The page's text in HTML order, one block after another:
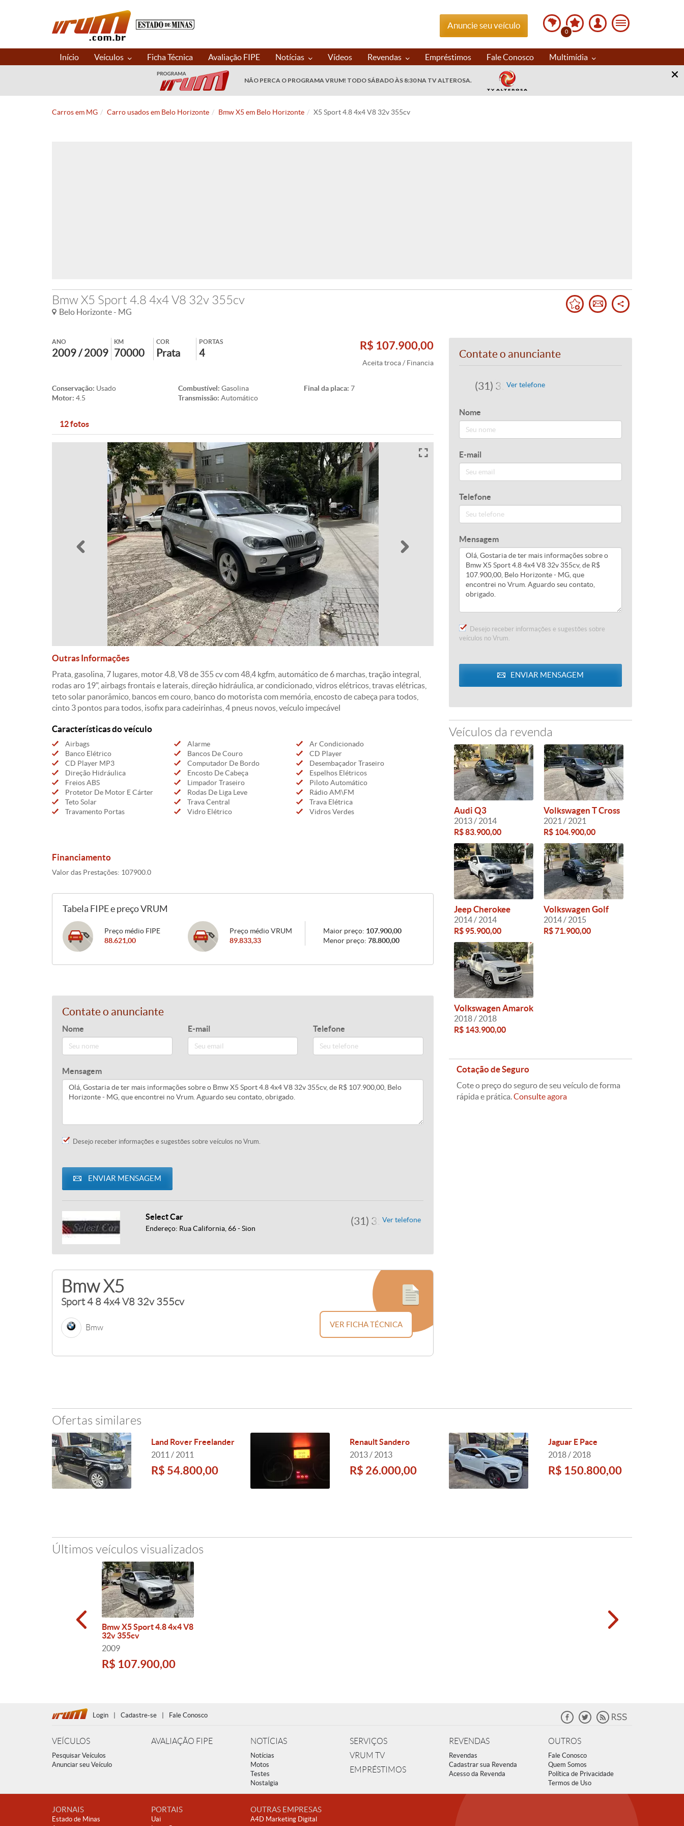
Anuncie seu veículo
0
Início Veículos Ficha Técnica Avaliação FIPE Notícias Vídeos Revendas Empréstimos Fale Conosco Multimídia
NÃO PERCA O PROGRAMA VRUM! TODO SÁBADO ÀS 8:30 NA TV ALTEROSA.
Carros em MG Carro usados em Belo Horizonte Bmw X5 em Belo Horizonte X5 Sport 4.8 4x4 V8 32v 355cv
Bmw X5 Sport 4.8 4x4 V8 32v 355cv
Belo Horizonte - MG
ANO
2009 / 2009
KM
70000
COR
Prata
PORTAS
4
R$ 107.900,00
Aceita troca / Financia
Conservação: Usado Combustível: Gasolina Final da placa: 7
Motor: 4.5 Transmissão: Automático
12 fotos
Anterior
Outras Informações
Prata, gasolina, 7 lugares, motor 4.8, V8 de 355 cv com 48,4 kgfm, automático de 6 marchas, tração integral,
rodas aro 19", airbags frontais e laterais, direção hidráulica, ar condicionado, vidros elétricos, travas elétricas,
teto solar panorâmico, bancos em couro, banco do motorista com memória, encosto de cabeça para todos,
cinto 3 pontos para todos, isofix para cadeirinhas, 4 pneus novos, veículo impecável
Características do veículo
Airbags Alarme
Ar Condicionado
Banco Elétrico
Bancos De Couro
CD Player
CD Player MP3
Computador De Bordo
Desembaçador Traseiro
Direção Hidráulica
Encosto De Cabeça
Espelhos Elétricos
Freios ABS
Limpador Traseiro
Piloto Automático
Protetor De Motor E Cárter
Rodas De Liga Leve
Rádio AM\FM
Teto Solar
Trava Central
Trava Elétrica
Travamento Portas
Vidro Elétrico Vidros Verdes
Financiamento
Valor das Prestações: 107900.0
Tabela FIPE e preço VRUM
Preço médio FIPE
88.621,00
Preço médio VRUM
89.833,33
Maior preço: 107.900,00
Menor preço: 78.800,00
Contate o anunciante
Nome E-mail Telefone
Mensagem
Desejo receber informações e sugestões sobre veículos no Vrum.
ENVIAR MENSAGEM
Select Car
Endereço: Rua California, 66 - Sion
(31) 3582-9070
Ver telefone
Bmw X5
Sport 4 8 4x4 V8 32v 355cv
Bmw VER FICHA TÉCNICA
Contate o anunciante
(31) 3582-9070
Ver telefone
Nome
E-mail
Telefone
Mensagem
Desejo receber informações e sugestões sobre
veículos no Vrum.
ENVIAR MENSAGEM
Veículos da revenda
Audi Q3
2013 / 2014
R$ 83.900,00
Volkswagen T Cross
2021 / 2021
R$ 104.900,00
Jeep Cherokee
2014 / 2014
R$ 95.900,00
Volkswagen Golf
2014 / 2015
R$ 71.900,00
Volkswagen Amarok
2018 / 2018
R$ 143.900,00
Cotação de Seguro
Cote o preço do seguro de seu veículo de forma
rápida e prática.Consulte agora
Ofertas similares
Land Rover Freelander
2011 / 2011
R$ 54.800,00
Renault Sandero
2013 / 2013
R$ 26.000,00
Jaguar E Pace
2018 / 2018
R$ 150.800,00
Últimos veículos visualizados
Bmw X5 Sport 4.8 4x4 V8
32v 355cv
2009
R$ 107.900,00
Login Cadastre-se Fale Conosco
VEÍCULOS
Pesquisar Veículos
Anunciar seu Veículo
AVALIAÇÃO FIPE NOTÍCIAS
Notícias
Motos
Testes
Nostalgia
SERVIÇOS
VRUM TV
EMPRÉSTIMOS
REVENDAS
Revendas
Cadastrar sua Revenda
Acesso da Revenda
OUTROS
Fale Conosco
Quem Somos
Política de Privacidade
Termos de Uso
JORNAIS
Estado de Minas
PORTAIS
Uai
OUTRAS EMPRESAS
A4D Marketing Digital